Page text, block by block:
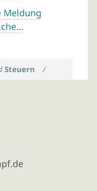
Meldung
Steuern /